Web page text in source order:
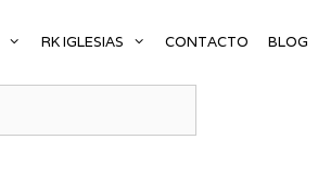
RK IGLESIAS CONTACTO BLOG